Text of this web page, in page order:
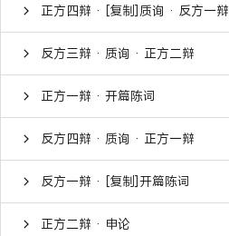
正方四辩 · [复制]质询 · 反方一辩
反方三辩 · 质询 · 正方二辩
正方一辩 · 开篇陈词
反方四辩 · 质询 · 正方一辩
反方一辩 · [复制]开篇陈词
正方二辩 · 申论